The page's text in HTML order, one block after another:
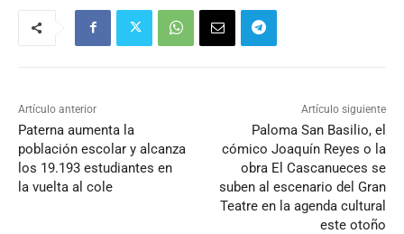
Artículo anterior
Paterna aumenta la
población escolar y alcanza
los 19.193 estudiantes en
la vuelta al cole
Artículo siguiente
Paloma San Basilio, el
cómico Joaquín Reyes o la
obra El Cascanueces se
suben al escenario del Gran
Teatre en la agenda cultural
este otoño